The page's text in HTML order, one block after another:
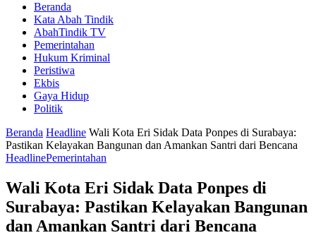
Beranda
Kata Abah Tindik
AbahTindik TV
Pemerintahan
Hukum Kriminal
Peristiwa
Ekbis
Gaya Hidup
Politik
Beranda Headline Wali Kota Eri Sidak Data Ponpes di Surabaya:
Pastikan Kelayakan Bangunan dan Amankan Santri dari Bencana
HeadlinePemerintahan
Wali Kota Eri Sidak Data Ponpes di
Surabaya: Pastikan Kelayakan Bangunan
dan Amankan Santri dari Bencana